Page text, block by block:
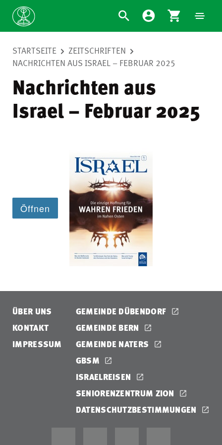
STARTSEITE
ZEITSCHRIFTEN
NACHRICHTEN AUS ISRAEL – FEBRUAR 2025
Nachrichten aus
Israel – Februar 2025
ÜBER UNS
KONTAKT
IMPRESSUM
GEMEINDE DÜBENDORF
GEMEINDE BERN
GEMEINDE NATERS
GBSM
ISRAELREISEN
SENIORENZENTRUM ZION
DATENSCHUTZBESTIMMUNGEN